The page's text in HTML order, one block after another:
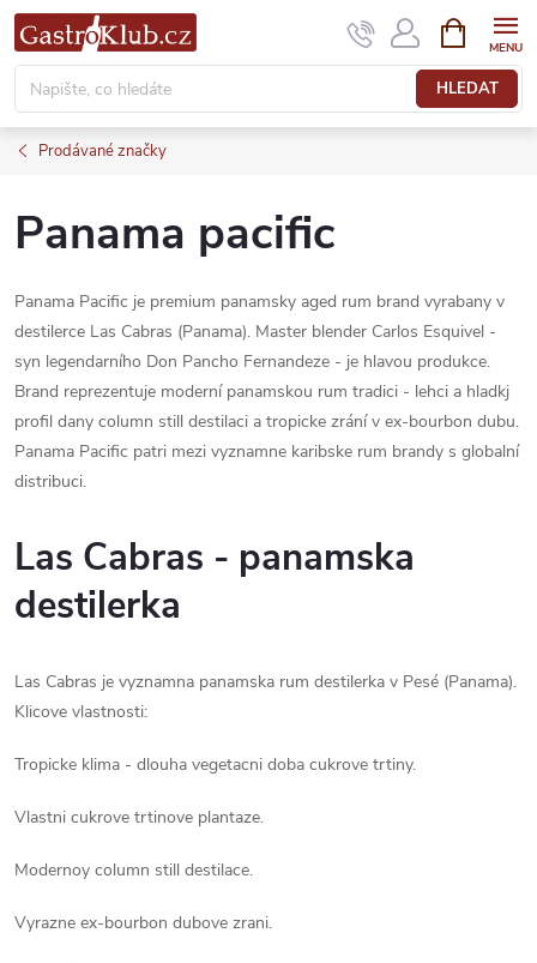
Přejít
na
obsah
HLEDAT
NÁKUPNÍ
KOŠÍK
Prodávané značky
Panama pacific
Panama Pacific je premium panamsky aged rum brand vyrabany v
destilerce Las Cabras (Panama). Master blender Carlos Esquivel -
syn legendarního Don Pancho Fernandeze - je hlavou produkce.
Brand reprezentuje moderní panamskou rum tradici - lehci a hladkj
profil dany column still destilaci a tropicke zrání v ex-bourbon dubu.
Panama Pacific patri mezi vyznamne karibske rum brandy s globalní
distribuci.
Las Cabras - panamska
destilerka
Las Cabras je vyznamna panamska rum destilerka v Pesé (Panama).
Klicove vlastnosti:
Tropicke klima - dlouha vegetacni doba cukrove trtiny.
Vlastni cukrove trtinove plantaze.
Modernoy column still destilace.
Vyrazne ex-bourbon dubove zrani.